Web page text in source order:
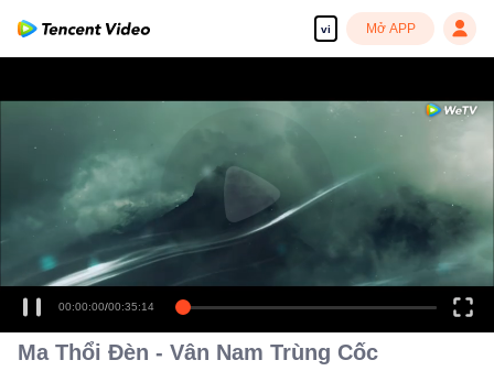
vi Mở APP
00:00:00/00:35:14
Ma Thổi Đèn - Vân Nam Trùng Cốc